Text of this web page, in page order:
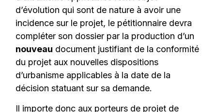
d’évolution qui sont de nature à avoir une
incidence sur le projet, le pétitionnaire devra
compléter son dossier par la production d’un
nouveau document justifiant de la conformité
du projet aux nouvelles dispositions
d’urbanisme applicables à la date de la
décision statuant sur sa demande.
Il importe donc aux porteurs de projet de